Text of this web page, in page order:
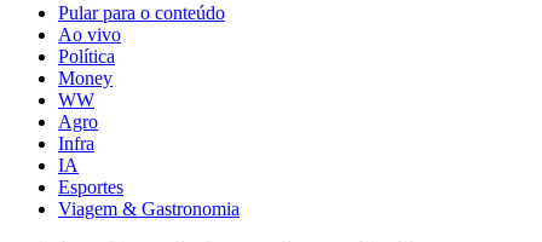
Pular para o conteúdo
Ao vivo
Política
Money
WW
Agro
Infra
IA
Esportes
Viagem & Gastronomia